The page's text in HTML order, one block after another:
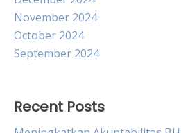
November 2024
October 2024
September 2024
Recent Posts